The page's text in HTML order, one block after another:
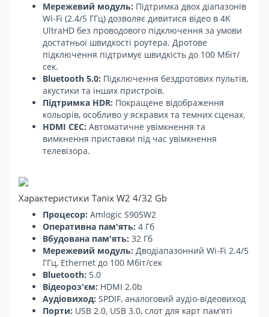
Мережевий модуль: Підтримка двох діапазонів
Wi-Fi (2.4/5 ГГц) дозволяє дивитися відео в 4K
UltraHD без проводового підключення за умови
достатньої швидкості роутера. Дротове
підключення підтримує швидкість до 100 Мбіт/
сек.
Bluetooth 5.0: Підключення бездротових пультів,
акустики та інших пристроїв.
Підтримка HDR: Покращене відображення
кольорів, особливо у яскравих та темних сценах.
HDMI CEC: Автоматичне увімкнення та
вимкнення приставки під час увімкнення
телевізора.
Характеристики Tanix W2 4/32 Gb
Процесор: Amlogic S905W2
Оперативна пам'ять: 4 Гб
Вбудована пам'ять: 32 Гб
Мережевий модуль: Дводіапазонний Wi-Fi 2.4/5
ГГц, Ethernet до 100 Мбіт/сек
Bluetooth: 5.0
Відеороз'єм: HDMI 2.0b
Аудіовиход: SPDIF, аналоговий аудіо-відеовиход
Порти: USB 2.0, USB 3.0, слот для карт пам'яті